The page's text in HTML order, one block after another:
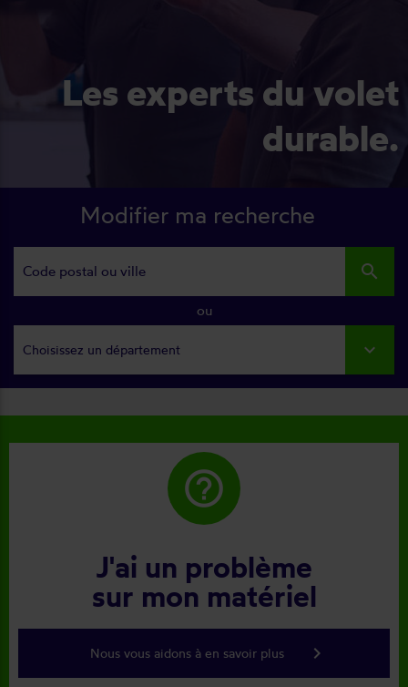
Les experts du volet
durable.
Modifier ma recherche
search
ou
Choisissez un département
help_outline
J'ai un problème
sur mon matériel
Nous vous aidons à en savoir plus keyboard_arrow_right